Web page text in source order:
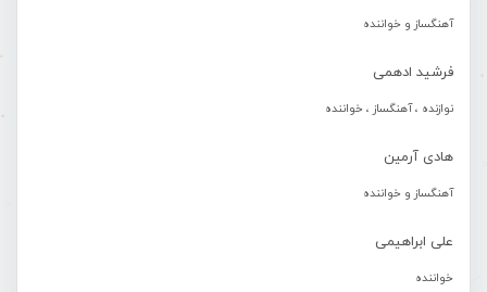
آهنگساز و خواننده
فرشید ادهمی
نوازنده ، آهنگساز ، خواننده
هادی آرمین
آهنگساز و خواننده
علی ابراهیمی
خواننده